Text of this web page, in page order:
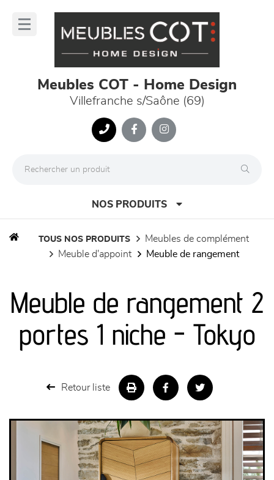
Meubles COT - Home Design
Villefranche s/Saône (69)
NOS PRODUITS
séjours
meubles de complément
décoration
TOUS NOS PRODUITS
meubles de complément
meuble d'appoint
meuble de rangement
Meuble de rangement 2
portes 1 niche - Tokyo
Retour liste